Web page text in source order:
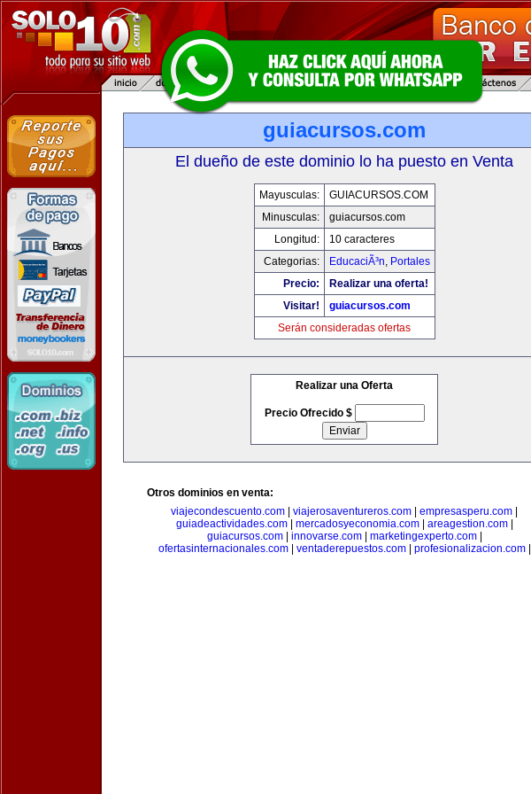
guiacursos.com
El dueño de este dominio lo ha puesto en Venta
Mayusculas:
GUIACURSOS.COM
Minusculas:
guiacursos.com
Longitud:
10 caracteres
Categorias:
EducaciÃ³n, Portales
Precio:
Realizar una oferta!
Visitar!
guiacursos.com
Serán consideradas ofertas
Realizar una Oferta
Precio Ofrecido $
Otros dominios en venta:
viajecondescuento.com
viajerosaventureros.com empresasperu.com
guiadeactividades.com| mercadosyeconomia.com| areagestion.com|
guiacursos.com| innovarse.com| marketingexperto.com|
ofertasinternacionales.com| ventaderepuestos.com| profesionalizacion.com|